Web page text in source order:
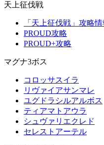
天上征伐戦
「天上征伐戦」攻略
PROUD攻略
PROUD+攻略
マグナ3ボス
コロッサスイラ
リヴァイアサンマレ
ユグドラシルアルボス
ティアマトアウラ
シュヴァリエクレド
セレストアーテル